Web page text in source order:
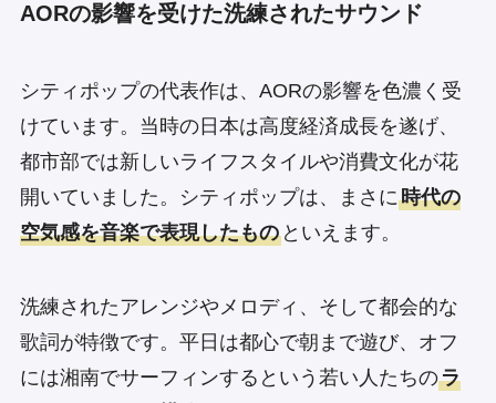
AORの影響を受けた洗練されたサウンド
シティポップの代表作は、AORの影響を色濃く受
けています。当時の日本は高度経済成長を遂げ、
都市部では新しいライフスタイルや消費文化が花
開いていました。シティポップは、まさに時代の
空気感を音楽で表現したものといえます。
洗練されたアレンジやメロディ、そして都会的な
歌詞が特徴です。平日は都心で朝まで遊び、オフ
には湘南でサーフィンするという若い人たちのラ